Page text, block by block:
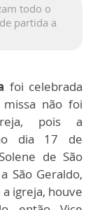
todo o
partida a
foi celebrada
não foi
pois a
dia 17 de
de São
São Geraldo,
igreja, houve